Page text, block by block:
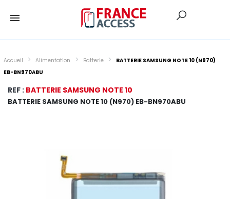
Accueil Alimentation Batterie
BATTERIE SAMSUNG NOTE 10 (N970)
EB-BN970ABU
REF : BATTERIE SAMSUNG NOTE 10
BATTERIE SAMSUNG NOTE 10 (N970) EB-BN970ABU